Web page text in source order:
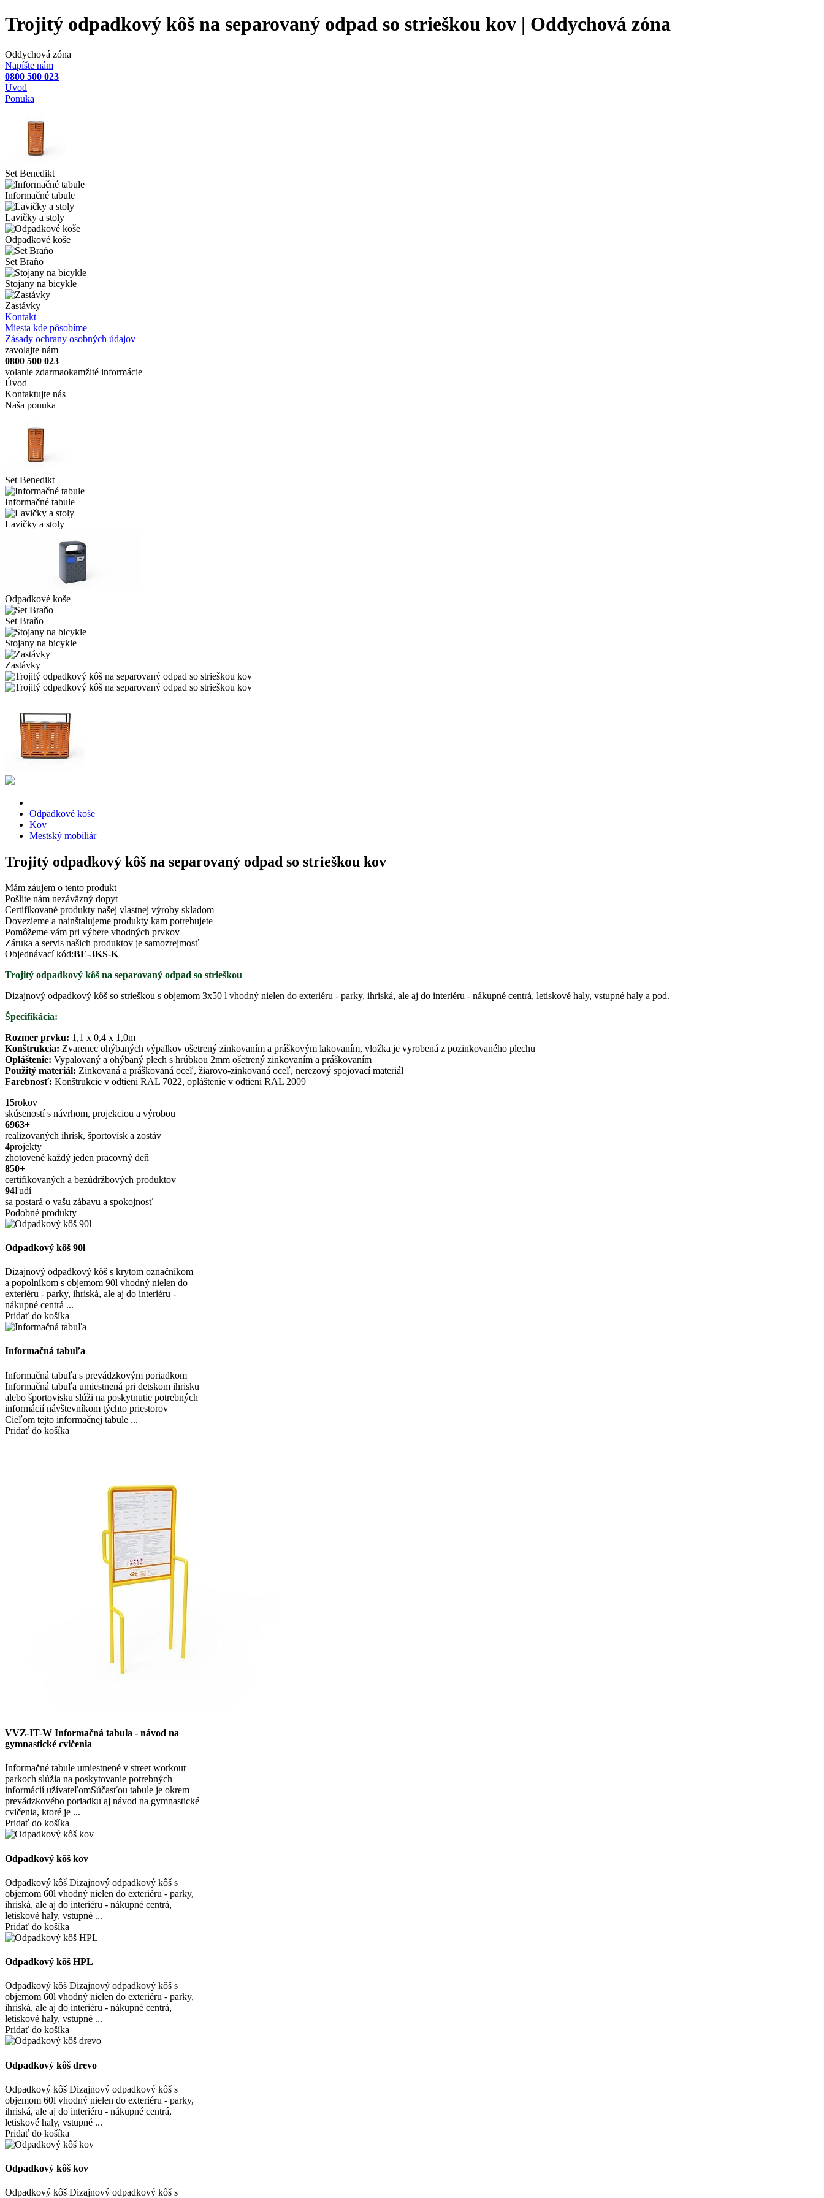
Trojitý odpadkový kôš na separovaný odpad so strieškou kov | Oddychová zóna
Oddychová zóna
Napíšte nám
0800 500 023
Úvod
Ponuka
Set Benedikt
Informačné tabule
Lavičky a stoly
Odpadkové koše
Set Braňo
Stojany na bicykle
Zastávky
Kontakt
Miesta kde pôsobíme
Zásady ochrany osobných údajov
zavolajte nám
0800 500 023
volanie zdarmaokamžité informácie
Úvod
Kontaktujte nás
Naša ponuka
Set Benedikt
Informačné tabule
Lavičky a stoly
Odpadkové koše
Set Braňo
Stojany na bicykle
Zastávky
Odpadkové koše
Kov
Mestský mobiliár
Trojitý odpadkový kôš na separovaný odpad so strieškou kov
Mám záujem o tento produkt
Pošlite nám nezáväzný dopyt
Certifikované produkty našej vlastnej výroby skladom
Dovezieme a nainštalujeme produkty kam potrebujete
Pomôžeme vám pri výbere vhodných prvkov
Záruka a servis našich produktov je samozrejmosť
Objednávací kód:BE-3KS-K
Trojitý odpadkový kôš na separovaný odpad so strieškou
Dizajnový odpadkový kôš so strieškou s objemom 3x50 l vhodný nielen do exteriéru - parky, ihriská, ale aj do interiéru - nákupné centrá, letiskové haly, vstupné haly a pod.
Špecifikácia:
Rozmer prvku: 1,1 x 0,4 x 1,0m
Konštrukcia: Zvarenec ohýbaných výpalkov ošetrený zinkovaním a práškovým lakovaním, vložka je vyrobená z pozinkovaného plechu
Opláštenie: Vypalovaný a ohýbaný plech s hrúbkou 2mm ošetrený zinkovaním a práškovaním
Použitý materiál: Zinkovaná a práškovaná oceľ, žiarovo-zinkovaná oceľ, nerezový spojovací materiál
Farebnosť: Konštrukcie v odtieni RAL 7022, opláštenie v odtieni RAL 2009
15rokov
skúseností s návrhom, projekciou a výrobou
6963+
realizovaných ihrísk, športovísk a zostáv
4projekty
zhotovené každý jeden pracovný deň
850+
certifikovaných a bezúdržbových produktov
94ľudí
sa postará o vašu zábavu a spokojnosť
Podobné produkty
Odpadkový kôš 90l
Dizajnový odpadkový kôš s krytom označníkom
a popolníkom s objemom 90l vhodný nielen do
exteriéru - parky, ihriská, ale aj do interiéru -
nákupné centrá ...
Pridať do košíka
Informačná tabuľa
Informačná tabuľa s prevádzkovým poriadkom
Informačná tabuľa umiestnená pri detskom ihrisku
alebo športovisku slúži na poskytnutie potrebných
informácií návštevníkom týchto priestorov
Cieľom tejto informačnej tabule ...
Pridať do košíka
VVZ-IT-W Informačná tabula - návod na
gymnastické cvičenia
Informačné tabule umiestnené v street workout
parkoch slúžia na poskytovanie potrebných
informácií užívateľomSúčasťou tabule je okrem
prevádzkového poriadku aj návod na gymnastické
cvičenia, ktoré je ...
Pridať do košíka
Odpadkový kôš kov
Odpadkový kôš Dizajnový odpadkový kôš s
objemom 60l vhodný nielen do exteriéru - parky,
ihriská, ale aj do interiéru - nákupné centrá,
letiskové haly, vstupné ...
Pridať do košíka
Odpadkový kôš HPL
Odpadkový kôš Dizajnový odpadkový kôš s
objemom 60l vhodný nielen do exteriéru - parky,
ihriská, ale aj do interiéru - nákupné centrá,
letiskové haly, vstupné ...
Pridať do košíka
Odpadkový kôš drevo
Odpadkový kôš Dizajnový odpadkový kôš s
objemom 60l vhodný nielen do exteriéru - parky,
ihriská, ale aj do interiéru - nákupné centrá,
letiskové haly, vstupné ...
Pridať do košíka
Odpadkový kôš kov
Odpadkový kôš Dizajnový odpadkový kôš s